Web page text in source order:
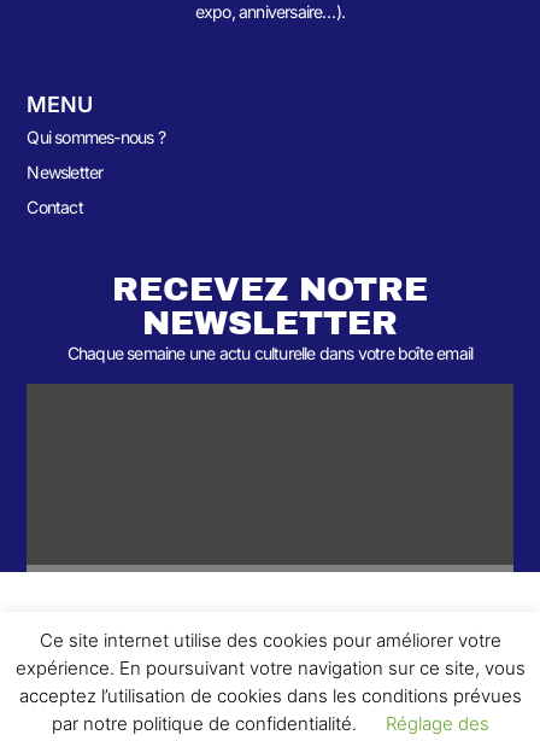
expo, anniversaire…).
MENU
Qui sommes-nous ?
Newsletter
Contact
RECEVEZ NOTRE
NEWSLETTER
Chaque semaine une actu culturelle dans votre boîte email
© 2026- Une collaboration 2 ème Round et Yellowpoly. Tous droits
réservés.
Ce site internet utilise des cookies pour améliorer votre
expérience. En poursuivant votre navigation sur ce site, vous
acceptez l’utilisation de cookies dans les conditions prévues
par notre politique de confidentialité.
Réglage des